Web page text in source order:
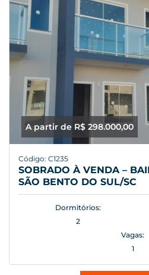
A partir de R$ 298.000,00
Código: C1235
SOBRADO À VENDA –
SÃO BENTO DO SUL/SC
Dormitórios:
2
Vagas:
1